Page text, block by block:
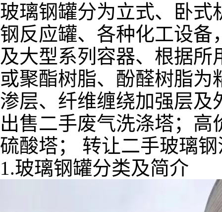
玻璃钢罐分为立式、卧式
钢反应罐、各种化工设备
及大型系列容器、根据
或聚酯树脂、酚醛树脂
渗层、纤维缠绕加强层及
出售二手废气洗涤塔；
硫酸塔； 转让二手玻璃
1.玻璃钢罐分类及简介